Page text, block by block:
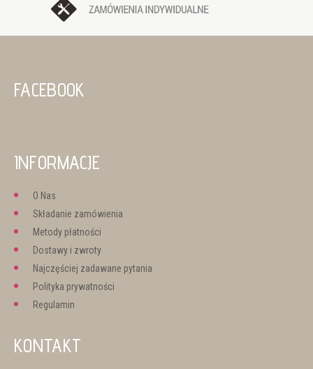
FACEBOOK
INFORMACJE
O Nas
Składanie zamówienia
Metody płatności
Dostawy i zwroty
Najczęściej zadawane pytania
Polityka prywatności
Regulamin
KONTAKT